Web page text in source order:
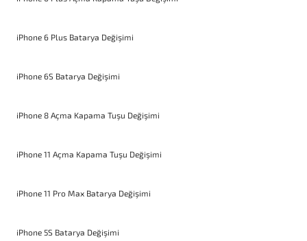
iPhone 6 Plus Batarya Değişimi
iPhone 6S Batarya Değişimi
iPhone 8 Açma Kapama Tuşu Değişimi
iPhone 11 Açma Kapama Tuşu Değişimi
iPhone 11 Pro Max Batarya Değişimi
iPhone 5S Batarya Değişimi